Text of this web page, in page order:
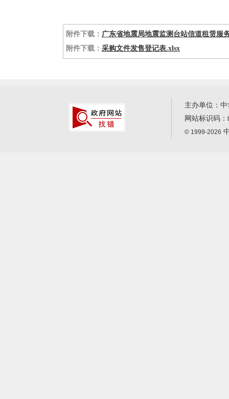
附件下载： 广东省地震局地震监测台站信道租赁服
附件下载： 采购文件发售登记表.xlsx
主办单位：
网站标识码：
© 1999-2026